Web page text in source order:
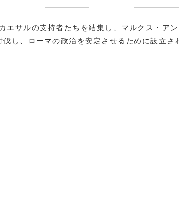
サルの支持者たちを結集し、マルクス・ア
し、ローマの政治を安定させるために設立さ